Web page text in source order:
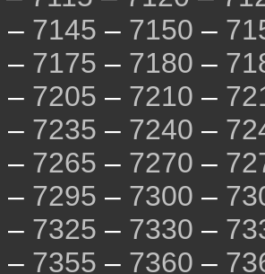
– 7145 – 7150 –
– 7175 – 7180 –
– 7205 – 7210 –
– 7235 – 7240 –
– 7265 – 7270 –
– 7295 – 7300 –
– 7325 – 7330 –
– 7355 – 7360 –